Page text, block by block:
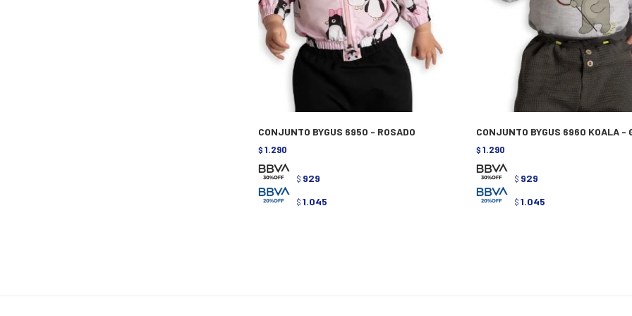
CONJUNTO BYGUS 6950 - ROSADO
$ 1.290
$ 929
$ 1.045
CONJUNTO BYGUS 6960 KOALA -
$ 1.290
$ 929
$ 1.045